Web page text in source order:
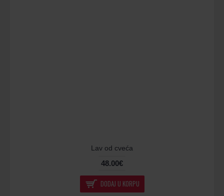
Lav od cveća
48.00€
DODAJ U KORPU